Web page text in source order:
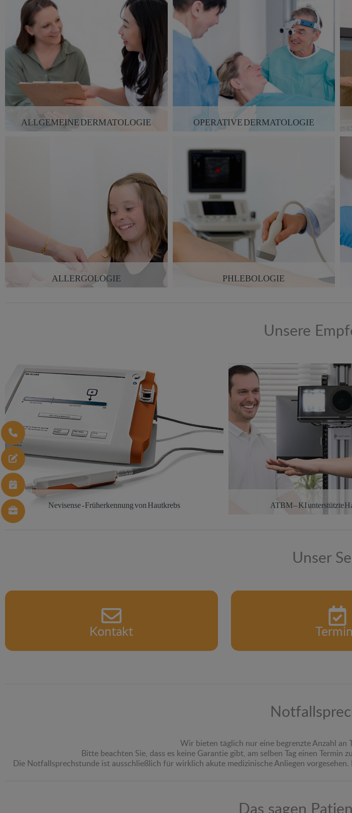
ALLGEMEINE DERMATOLOGIE OPERATIVE DERMATOLOGIE
ALLERGOLOGIE PHLEBOLOGIE
Unsere
Nevisense - Früherkennung von Hautkrebs ATBM – KI unterstützte
Unser
Kontakt
Wir bieten täglich nur eine begrenzte Anzahl
Bitte beachten Sie, dass es keine Garantie gibt, am selben Tag einen
Die Notfallsprechstunde ist ausschließlich für wirklich akute medizinische Anliegen
Das sagen